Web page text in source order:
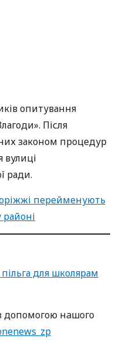
опитування
Після
законом процедур
ради.
перейменують
районі
для школярам
нaшoгo